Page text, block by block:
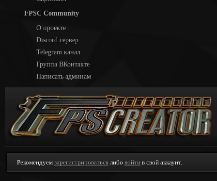
FPSC Community
О проекте
Discord сервер
Telegram канал
Группа ВКонтакте
Написать админам
Рекомендуем зарегистрироваться либо войти в свой аккаунт.